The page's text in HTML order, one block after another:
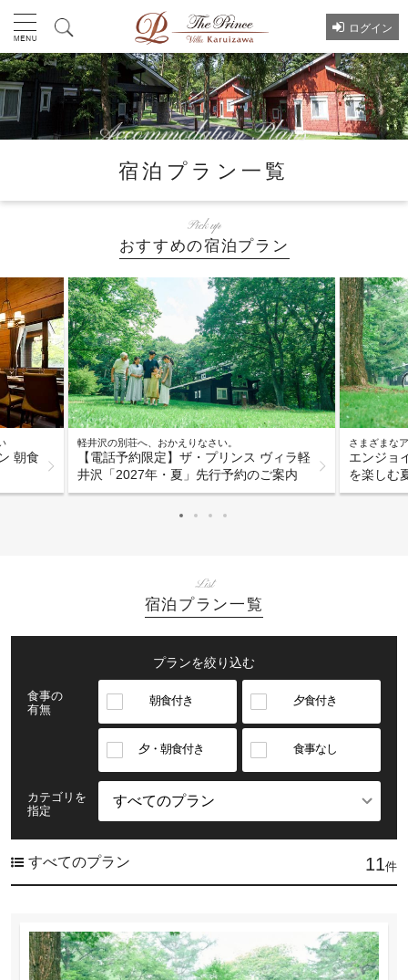
ログイン
宿泊プラン一覧
Pick up
おすすめの宿泊プラン
朝食
軽井沢の別荘へ、おかえりなさい。
【電話予約限定】ザ・プリンス ヴィラ軽
井沢「2027年・夏」先行予約のご案内
さまざまな
エンジョ
を楽しむ
List
宿泊プラン一覧
プランを絞り込む
食事の
有無
朝食付き 夕食付き
夕・朝食付き 食事なし
カテゴリを
指定
すべてのプラン 11件